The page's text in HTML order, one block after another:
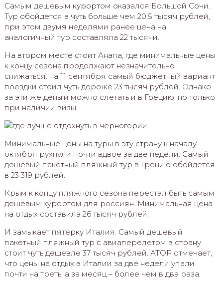
Самым дешевым курортом оказался Большой Сочи.
Тур обойдется в чуть больше чем 20,5 тысяч рублей,
при этом двумя неделями ранее цена на
аналогичный тур составляла 22 тысячи.
На втором месте стоит Анапа, где минимальные цены
к концу сезона продолжают незначительно
снижаться: на 11 сентября самый бюджетный вариант
поездки стоил чуть дороже 23 тысяч рублей. Однако
за эти же деньги можно слетать и в Грецию, но только
при наличии визы.
Минимальные цены на туры в эту страну к началу
октября рухнули почти вдвое за две недели. Самый
дешевый пакетный пляжный тур в Грецию обойдется
в 23 319 рублей.
Крым к концу пляжного сезона перестал быть самым
дешевым курортом для россиян. Минимальная цена
на отдых составила 26 тысяч рублей.
И замыкает пятерку Италия. Самый дешевый
пакетный пляжный тур с авиаперелетом в страну
стоит чуть дешевле 37 тысяч рублей. АТОР отмечает,
что цены на отдых в Италии за две недели упали
почти на треть, а за месяц – более чем в два раза.